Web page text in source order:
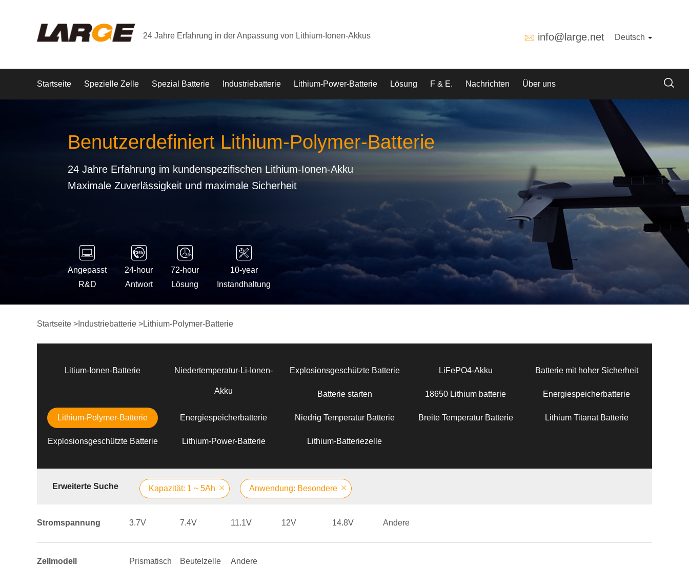
24 Jahre Erfahrung in der Anpassung von Lithium-Ionen-Akkus info@large.net Deutsch
Startseite Spezielle Zelle Spezial Batterie Industriebatterie Lithium-Power-Batterie Lösung F & E. Nachrichten Über uns
Benutzerdefiniert Lithium-Polymer-Batterie
24 Jahre Erfahrung im kundenspezifischen Lithium-Ionen-Akku
Maximale Zuverlässigkeit und maximale Sicherheit
Angepasst
R&D
24-hour
Antwort
72-hour
Lösung
10-year
Instandhaltung
Startseite > Industriebatterie >Lithium-Polymer-Batterie
Litium-Ionen-Batterie Niedertemperatur-Li-Ionen-
Akku
Explosionsgeschützte Batterie LiFePO4-Akku Batterie mit hoher Sicherheit
Batterie starten 18650 Lithium batterie Energiespeicherbatterie
Lithium-Polymer-Batterie Energiespeicherbatterie Niedrig Temperatur Batterie Breite Temperatur Batterie Lithium Titanat Batterie
Explosionsgeschützte Batterie Lithium-Power-Batterie Lithium-Batteriezelle
Erweiterte Suche Kapazität: 1 ~ 5Ah Anwendung: Besondere
Stromspannung 3.7V 7.4V 11.1V 12V 14.8V Andere
Zellmodell Prismatisch Beutelzelle Andere